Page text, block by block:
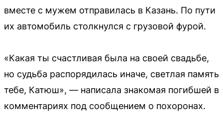
вместе с мужем отправилась в Казань. По пути
их автомобиль столкнулся с грузовой фурой.
«Какая ты счастливая была на своей свадьбе,
но судьба распорядилась иначе, светлая память
тебе, Катюш», — написала знакомая погибшей в
комментариях под сообщением о похоронах.